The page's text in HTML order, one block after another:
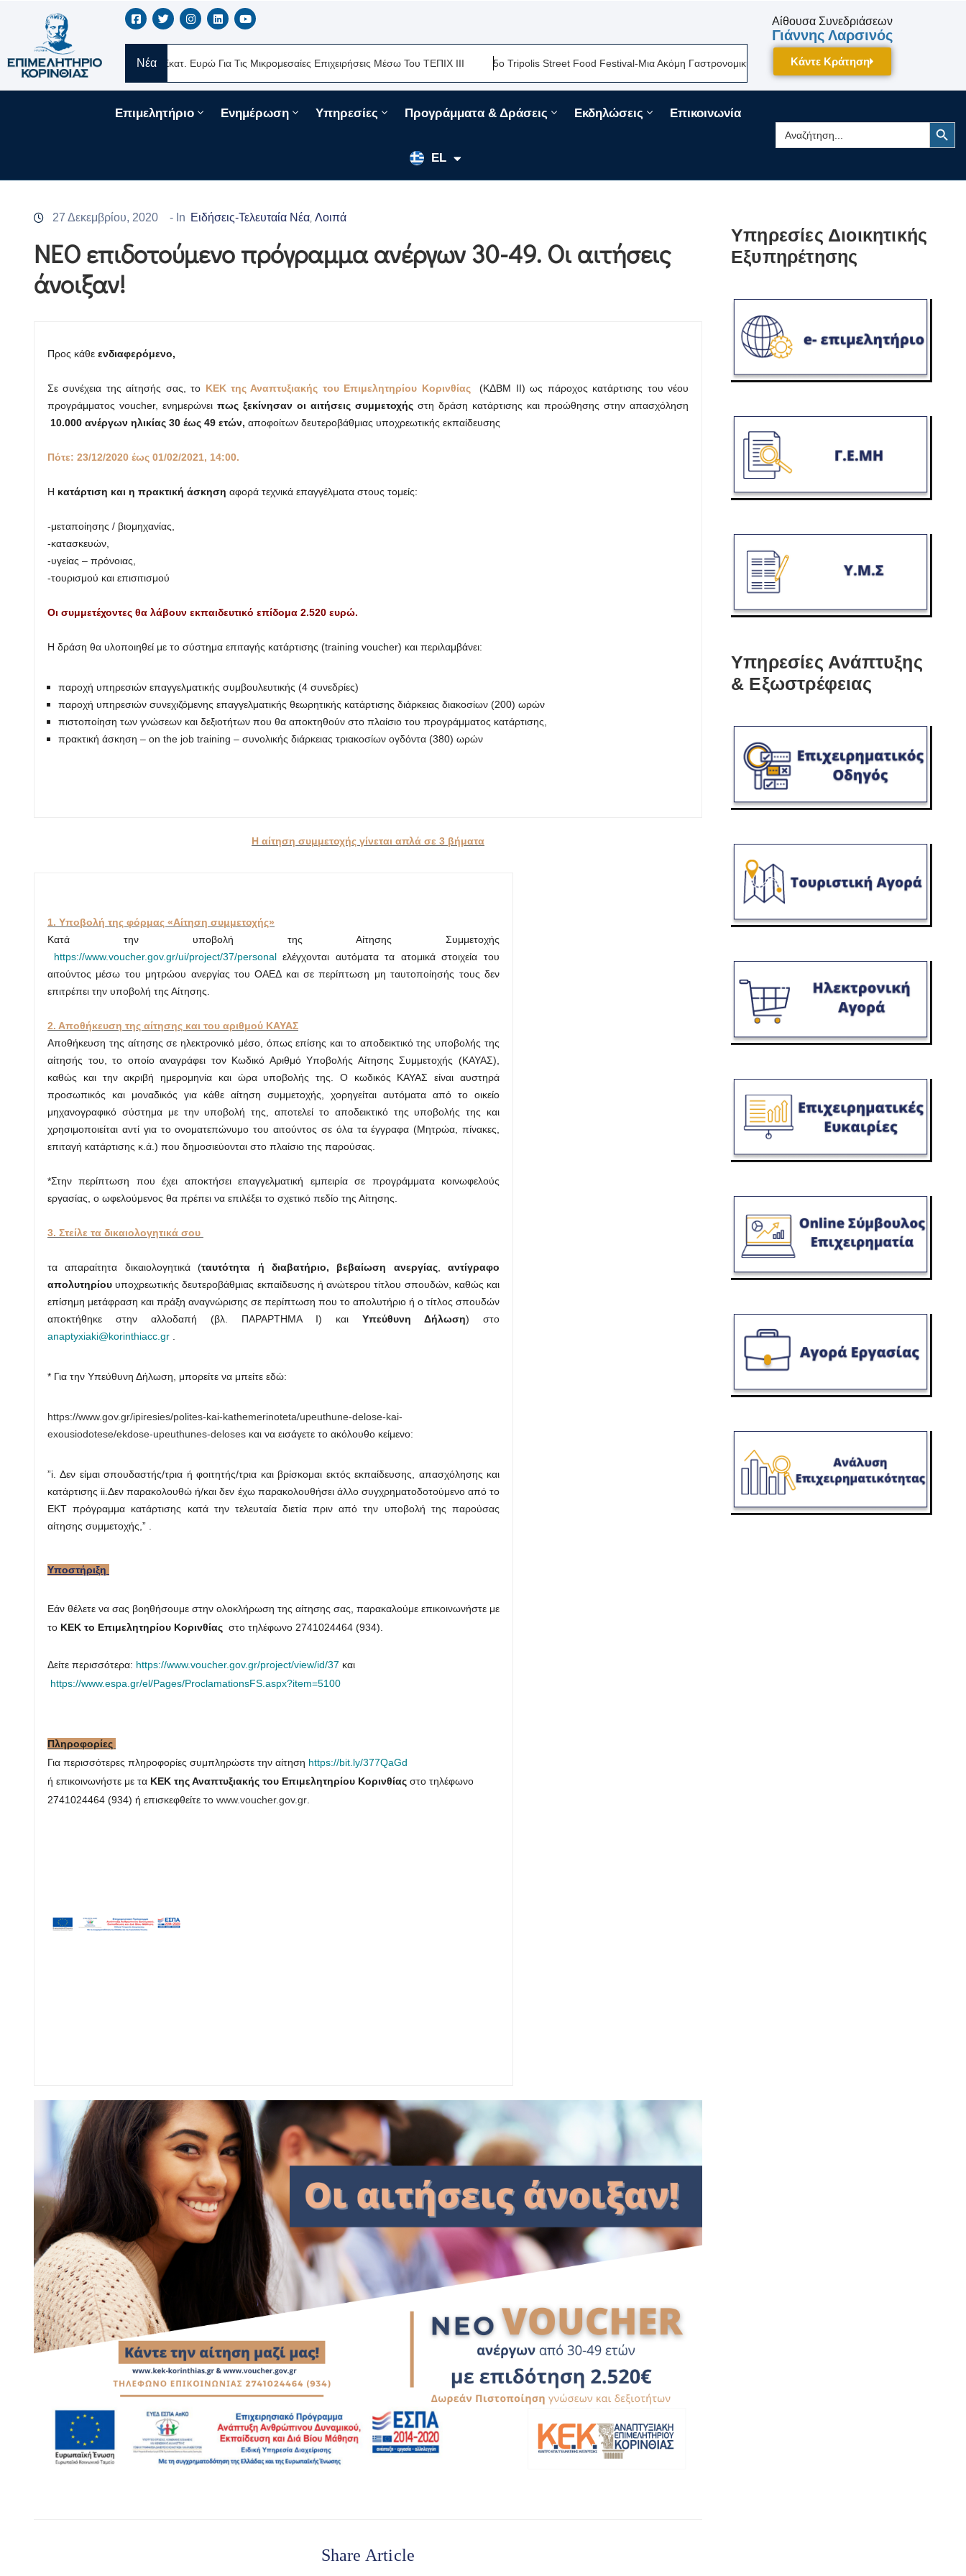
Νέα
Νέα Δάνεια 330 Εκατ. Ευρώ Για Τις Μικρομεσαίες Επιχειρήσεις Μέσω Του ΤΕΠΙΧ ΙΙΙ 5ο Tripolis Street Food Festival-Μια Ακόμη Γαστρονομική Γιορτή Της Πελοποννήσου Δίνει Ραντεβού Τον Σεπτέμβριο
Αίθουσα Συνεδριάσεων
Γιάννης Λαρσινός
Κάντε Κράτηση
Επιμελητήριο Ενημέρωση Υπηρεσίες Προγράμματα & Δράσεις Εκδηλώσεις Επικοινωνία
EL
EN
FR
Search
for:
Search Button
27 Δεκεμβρίου, 2020 - In Ειδήσεις-Τελευταία Νέα Λοιπά
ΝΕΟ επιδοτούμενο πρόγραμμα ανέργων 30-49. Οι αιτήσεις
άνοιξαν!
Προς κάθε ενδιαφερόμενο,
Σε συνέχεια της αίτησής σας, το ΚΕΚ της Αναπτυξιακής του Επιμελητηρίου Κορινθίας
(ΚΔΒΜ ΙΙ) ως πάροχος κατάρτισης του νέου
προγράμματος voucher, ενημερώνει πως ξεκίνησαν οι αιτήσεις συμμετοχής στη δράση κατάρτισης και προώθησης στην απασχόληση
10.000 ανέργων ηλικίας 30 έως 49 ετών, αποφοίτων δευτεροβάθμιας υποχρεωτικής εκπαίδευσης
Πότε: 23/12/2020 έως 01/02/2021, 14:00.
Η κατάρτιση και η πρακτική άσκηση αφορά τεχνικά επαγγέλματα στους τομείς:
-μεταποίησης / βιομηχανίας,
-κατασκευών,
-υγείας – πρόνοιας,
-τουρισμού και επισιτισμού
️Οι συμμετέχοντες θα λάβουν εκπαιδευτικό επίδομα 2.520 ευρώ.
Η δράση θα υλοποιηθεί με το σύστημα επιταγής κατάρτισης (training voucher) και περιλαμβάνει:
παροχή υπηρεσιών επαγγελματικής συμβουλευτικής (4 συνεδρίες)
παροχή υπηρεσιών συνεχιζόμενης επαγγελματικής θεωρητικής κατάρτισης διάρκειας διακοσίων (200) ωρών
πιστοποίηση των γνώσεων και δεξιοτήτων που θα αποκτηθούν στο πλαίσιο του προγράμματος κατάρτισης,
πρακτική άσκηση – on the job training – συνολικής διάρκειας τριακοσίων ογδόντα (380) ωρών
Η αίτηση συμμετοχής γίνεται απλά σε 3 βήματα
1. Υποβολή της φόρμας «Αίτηση συμμετοχής»
Κατά την υποβολή της Αίτησης Συμμετοχής
https://www.voucher.gov.gr/ui/project/37/personalελέγχονται αυτόματα τα ατομικά στοιχεία του
αιτούντος μέσω του μητρώου ανεργίας του ΟΑΕΔ και σε περίπτωση μη ταυτοποίησής τους δεν
επιτρέπει την υποβολή της Αίτησης.
2. Αποθήκευση της αίτησης και του αριθμού ΚΑΥΑΣ
Αποθήκευση της αίτησης σε ηλεκτρονικό μέσο, όπως επίσης και το αποδεικτικό της υποβολής της
αίτησής του, το οποίο αναγράφει τον Κωδικό Αριθμό Υποβολής Αίτησης Συμμετοχής (ΚΑΥΑΣ),
καθώς και την ακριβή ημερομηνία και ώρα υποβολής της. Ο κωδικός ΚΑΥΑΣ είναι αυστηρά
προσωπικός και μοναδικός για κάθε αίτηση συμμετοχής, χορηγείται αυτόματα από το οικείο
μηχανογραφικό σύστημα με την υποβολή της, αποτελεί το αποδεικτικό της υποβολής της και
χρησιμοποιείται αντί για το ονοματεπώνυμο του αιτούντος σε όλα τα έγγραφα (Μητρώα, πίνακες,
επιταγή κατάρτισης κ.ά.) που δημοσιεύονται στο πλαίσιο της παρούσας.
*Στην περίπτωση που έχει αποκτήσει επαγγελματική εμπειρία σε προγράμματα κοινωφελούς
εργασίας, ο ωφελούμενος θα πρέπει να επιλέξει το σχετικό πεδίο της Αίτησης.
3. Στείλε τα δικαιολογητικά σου
τα απαραίτητα δικαιολογητικά (ταυτότητα ή διαβατήριο, βεβαίωση ανεργίας, αντίγραφο
απολυτηρίου υποχρεωτικής δευτεροβάθμιας εκπαίδευσης ή ανώτερου τίτλου σπουδών, καθώς και
επίσημη μετάφραση και πράξη αναγνώρισης σε περίπτωση που το απολυτήριο ή ο τίτλος σπουδών
αποκτήθηκε στην αλλοδαπή (βλ. ΠΑΡΑΡΤΗΜΑ Ι) και Υπεύθυνη Δήλωση) στο
anaptyxiaki@korinthiacc.gr
* Για την Υπεύθυνη Δήλωση, μπορείτε να μπείτε εδώ:
https://www.gov.gr/ipiresies/polites-kai-kathemerinoteta/upeuthune-delose-kai-
exousiodotese/ekdose-upeuthunes-deloses και να εισάγετε το ακόλουθο κείμενο:
”i. Δεν είμαι σπουδαστής/τρια ή φοιτητής/τρια και βρίσκομαι εκτός εκπαίδευσης, απασχόλησης και
κατάρτισης ii.Δεν παρακολουθώ ή/και δεν έχω παρακολουθήσει άλλο συγχρηματοδοτούμενο από το
ΕΚΤ πρόγραμμα κατάρτισης κατά την τελευταία διετία πριν από την υποβολή της παρούσας
αίτησης συμμετοχής,” .
Υποστήριξη
Εάν θέλετε να σας βοηθήσουμε στην ολοκλήρωση της αίτησης σας, παρακαλούμε επικοινωνήστε με
το ΚΕΚ το Επιμελητηρίου Κορινθίας στο τηλέφωνο 2741024464 (934).
Δείτε περισσότερα: https://www.voucher.gov.gr/project/view/id/37 και
https://www.espa.gr/el/Pages/ProclamationsFS.aspx?item=5100
Πληροφορίες
Για περισσότερες πληροφορίες συμπληρώστε την αίτηση https://bit.ly/377QaGd
ή επικοινωνήστε με τα ΚΕΚ της Αναπτυξιακής του Επιμελητηρίου Κορινθίας στο τηλέφωνο
2741024464 (934) ή επισκεφθείτε το www.voucher.gov.gr
Share Article
Υπηρεσίες Διοικητικής
Εξυπηρέτησης
Υπηρεσίες Ανάπτυξης
& Εξωστρέφειας